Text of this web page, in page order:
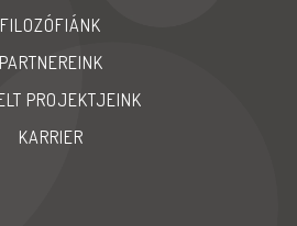
FILOZÓFIÁNK
PARTNEREINK
PROJEKTJEINK
KARRIER